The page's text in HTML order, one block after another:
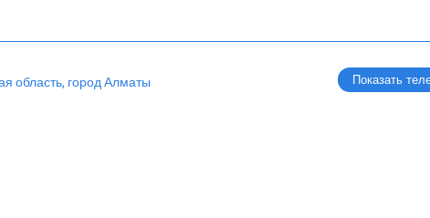
область, город Алматы Показать